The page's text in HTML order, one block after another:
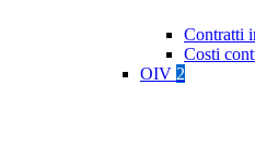
Contratti
Costi
OIV 2